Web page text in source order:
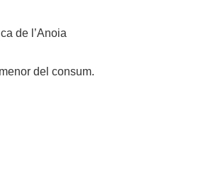
de l’Anoia
del consum.